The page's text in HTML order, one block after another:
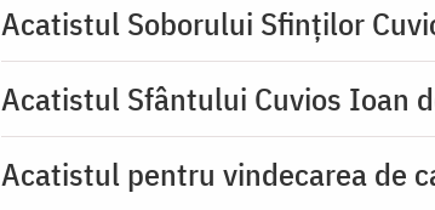
Acatistul Soborului Sfinților
Acatistul Sfântului Cuvios Ioan
Acatistul pentru vindecarea de